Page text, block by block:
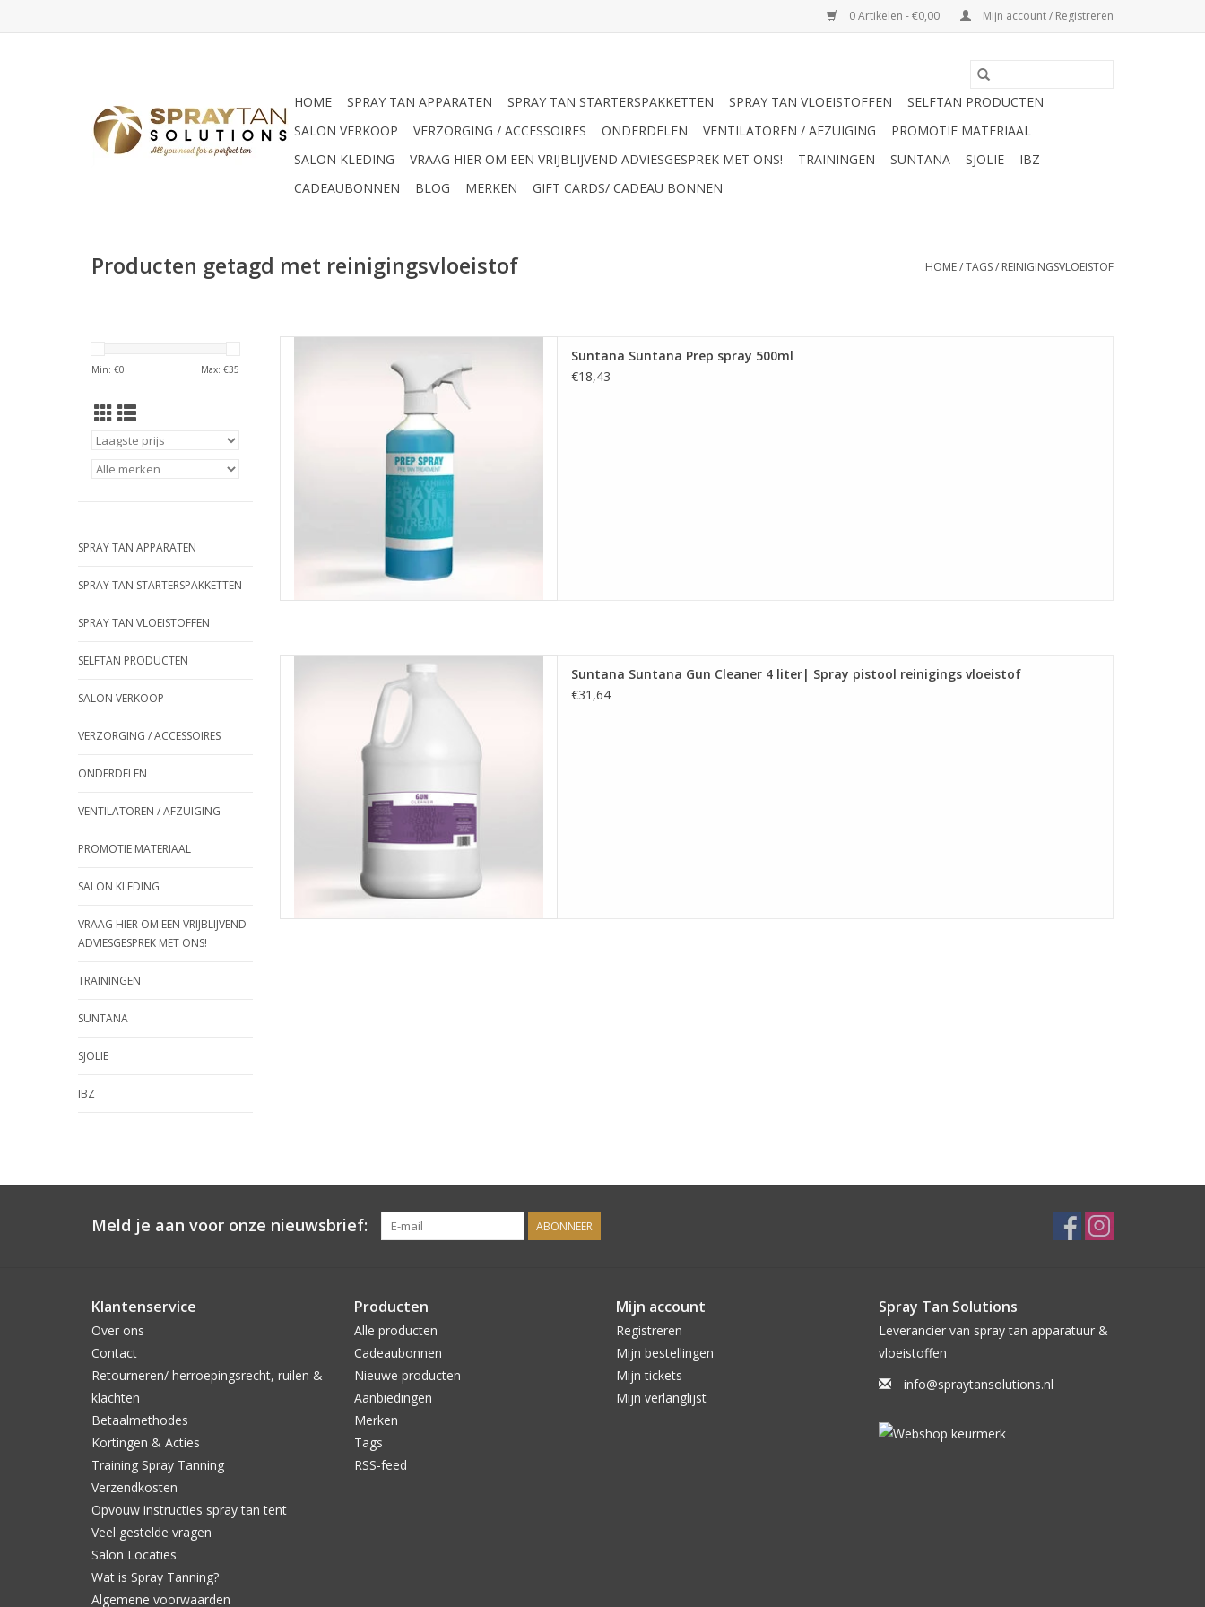
0 Artikelen - €0,00 Mijn account / Registreren
HOME SPRAY TAN APPARATEN SPRAY TAN STARTERSPAKKETTEN SPRAY TAN VLOEISTOFFEN
SELFTAN PRODUCTEN
SALON VERKOOP
VERZORGING / ACCESSOIRES ONDERDELEN VENTILATOREN / AFZUIGING
PROMOTIE MATERIAAL
SALON KLEDING
VRAAG HIER OM EEN VRIJBLIJVEND ADVIESGESPREK MET ONS! TRAININGEN SUNTANA SJOLIE
IBZ
CADEAUBONNEN
BLOG MERKEN GIFT CARDS/ CADEAU BONNEN
Producten getagd met reinigingsvloeistof HOME/TAGS/ REINIGINGSVLOEISTOF
Min: €0 Max: €35
SPRAY TAN APPARATEN
SPRAY TAN STARTERSPAKKETTEN
SPRAY TAN VLOEISTOFFEN
SELFTAN PRODUCTEN
SALON VERKOOP
VERZORGING / ACCESSOIRES
ONDERDELEN
VENTILATOREN / AFZUIGING
PROMOTIE MATERIAAL
SALON KLEDING
VRAAG HIER OM EEN VRIJBLIJVEND
ADVIESGESPREK MET ONS!
TRAININGEN
SUNTANA
SJOLIE
IBZ
Suntana Suntana Prep spray 500ml
TOEVOEGEN AAN WINKELWAGEN
Suntana Suntana Prep spray 500ml
€18,43
Suntana Suntana Gun Cleaner 4 liter| Spray pistool
reinigings vloeistof
TOEVOEGEN AAN WINKELWAGEN
Suntana Suntana Gun Cleaner 4 liter| Spray pistool reinigings vloeistof
€31,64
Meld je aan voor onze nieuwsbrief: ABONNEER
Klantenservice
Over ons
Contact
Retourneren/ herroepingsrecht, ruilen &
klachten
Betaalmethodes
Kortingen & Acties
Training Spray Tanning
Verzendkosten
Opvouw instructies spray tan tent
Veel gestelde vragen
Salon Locaties
Wat is Spray Tanning?
Algemene voorwaarden
Producten
Alle producten
Cadeaubonnen
Nieuwe producten
Aanbiedingen
Merken
Tags
RSS-feed
Mijn account
Registreren
Mijn bestellingen
Mijn tickets
Mijn verlanglijst
Spray Tan Solutions
Leverancier van spray tan apparatuur &
vloeistoffen
info@spraytansolutions.nl